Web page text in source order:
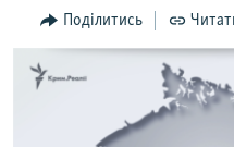
Перейти
до
пошуку
ПОГЛЯД
ІНТЕРВ'Ю
СПЕЦПРОЕКТИ
Поділитись